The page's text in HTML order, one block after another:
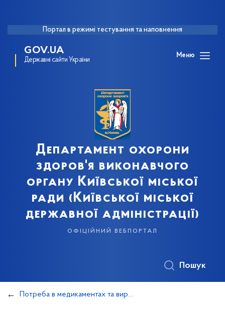
Портал в режимі тестування та наповнення
GOV.UA
Державні сайти України
Меню
Департамент охорони
здоров'я виконавчого
органу Київської міської
ради (Київської міської
державної адміністрації)
офіційний вебпортал
Пошук
Потреба в медикаментах та виробах медичного призначення